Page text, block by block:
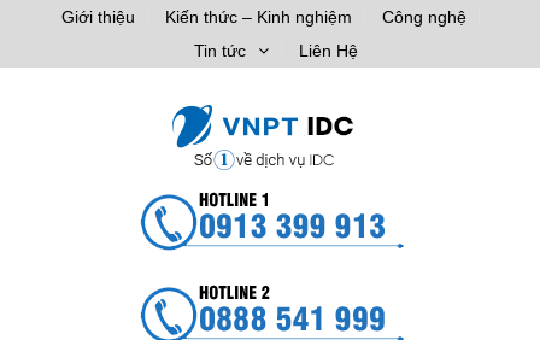
Giới thiệu Kiến thức – Kinh nghiệm
Công nghệ
Tin tức
Liên Hệ